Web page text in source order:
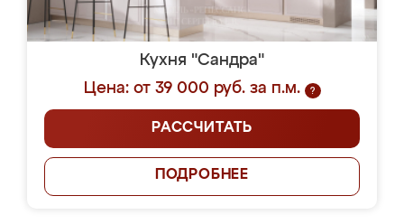
Кухня "Сандра"
Цена: от 39 000 руб. за п.м.
?
РАССЧИТАТЬ
ПОДРОБНЕЕ